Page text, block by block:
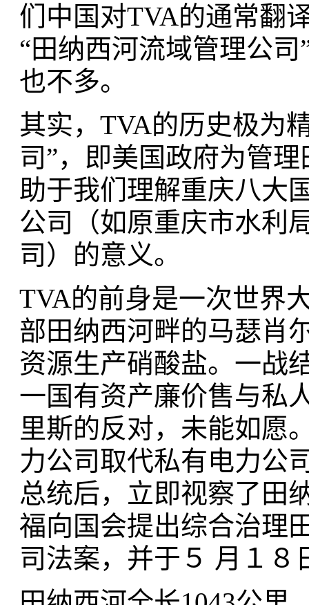
们中国对TVA的通常翻
“田纳西河流域管理公
也不多。
其实，TVA的历史极为
司”，即美国政府为管
助于我们理解重庆八大
公司（如原重庆市水利
司）的意义。
TVA的前身是一次世界
部田纳西河畔的马瑟肖
资源生产硝酸盐。一战
一国有资产廉价售与私
里斯的反对，未能如愿
力公司取代私有电力公
总统后，立即视察了田
福向国会提出综合治理
司法案，并于５ 月１８